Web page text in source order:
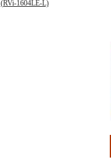
(RVi-1604LE-L)